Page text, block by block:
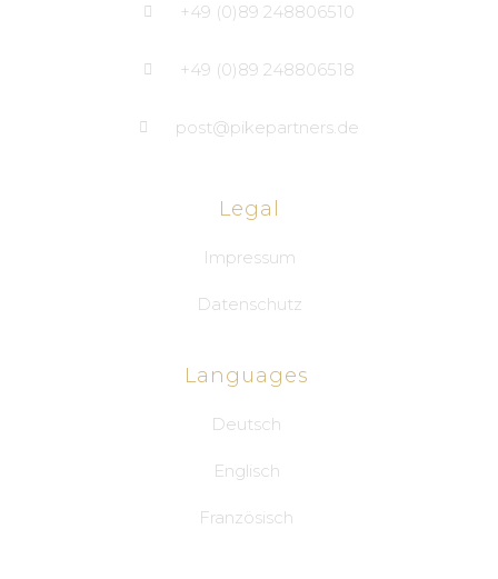
+49 (0)89 248806510
+49 (0)89 248806518
post@pikepartners.de
Legal
Impressum
Datenschutz
Languages
Deutsch
Englisch
Französisch